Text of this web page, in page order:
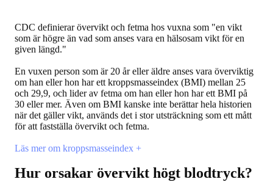
CDC definierar övervikt och fetma hos vuxna som "en vikt
som är högre än vad som anses vara en hälsosam vikt för en
given längd."
En vuxen person som är 20 år eller äldre anses vara överviktig
om han eller hon har ett kroppsmasseindex (BMI) mellan 25
och 29,9, och lider av fetma om han eller hon har ett BMI på
30 eller mer. Även om BMI kanske inte berättar hela historien
när det gäller vikt, används det i stor utsträckning som ett mått
för att fastställa övervikt och fetma.
Läs mer om kroppsmasseindex +
Hur orsakar övervikt högt blodtryck?